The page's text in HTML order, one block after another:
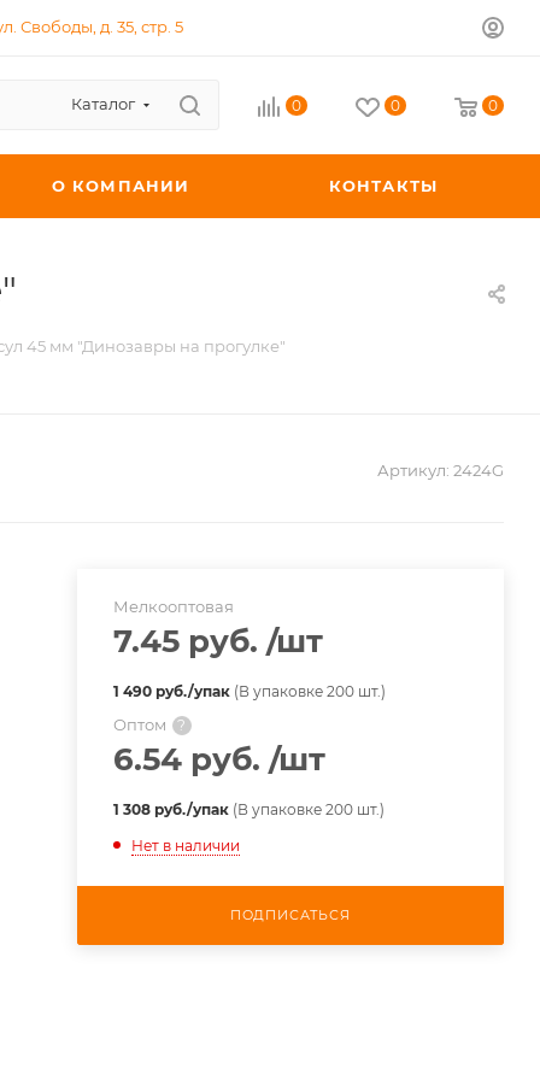
Свободы, д. 35, стр. 5
Каталог 0 0 0
О КОМПАНИИ КОНТАКТЫ
45 мм "Динозавры на прогулке"
Артикул: 2424G
Мелкооптовая
7.45 руб. /шт
1 490 руб./упак(В упаковке 200 шт.)
Оптом ?
6.54 руб. /шт
1 308 руб./упак(В упаковке 200 шт.)
Нет в наличии
ПОДПИСАТЬСЯ